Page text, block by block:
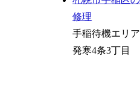
修理
手稲待機エリ
発寒4条3丁目